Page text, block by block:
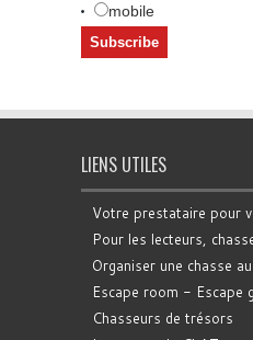
mobile
LIENS UTILES
Votre prestataire pour
Pour les lecteurs,
Organiser une chasse
Escape room - Escape
Chasseurs de trésors